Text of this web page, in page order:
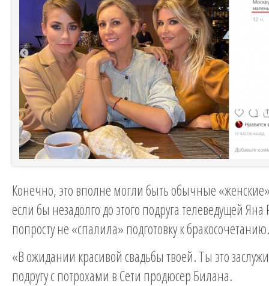
Конечно, это вполне могли быть обычные
если бы незадолго до этого подруга телеведущей Яна
попросту не «спалила» подготовку к бракосочетанию.
«В ожидании красивой свадьбы твоей. Ты это
подругу с потрохами в Сети продюсер Билана.